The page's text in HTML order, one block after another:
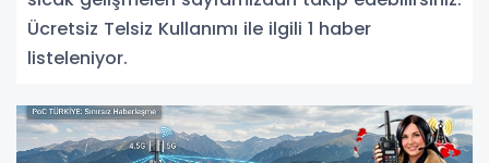
Ücretsiz Telsiz Kullanımı ile ilgili 1 haber
listeleniyor.